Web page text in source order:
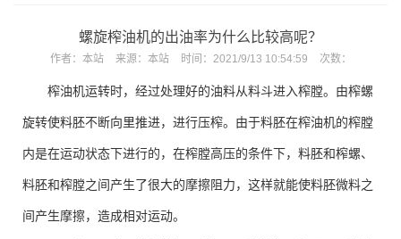
螺旋榨油机的出油率为什么比较高呢？
作者： 本站 来源： 本站 时间： 2021/9/13 10:54:59 次数：
榨油机运转时，经过处理好的油料从料斗进入榨膛。由榨螺
旋转使料胚不断向里推进，进行压榨。由于料胚在榨油机的榨膛
内是在运动状态下进行的，在榨膛高压的条件下，料胚和榨螺、
料胚和榨膛之间产生了很大的摩擦阻力，这样就能使料胚微料之
间产生摩擦，造成相对运动。